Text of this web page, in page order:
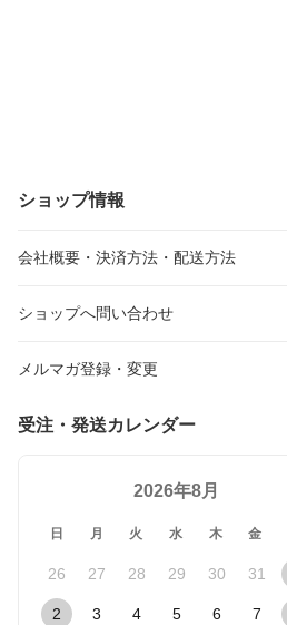
ショップ情報
会社概要・決済方法・配送方法
ショップへ問い合わせ
メルマガ登録・変更
受注・発送カレンダー
2026年8月
日 月 火 水 木 金
26 27 28 29 30 31
2 3 4 5 6 7